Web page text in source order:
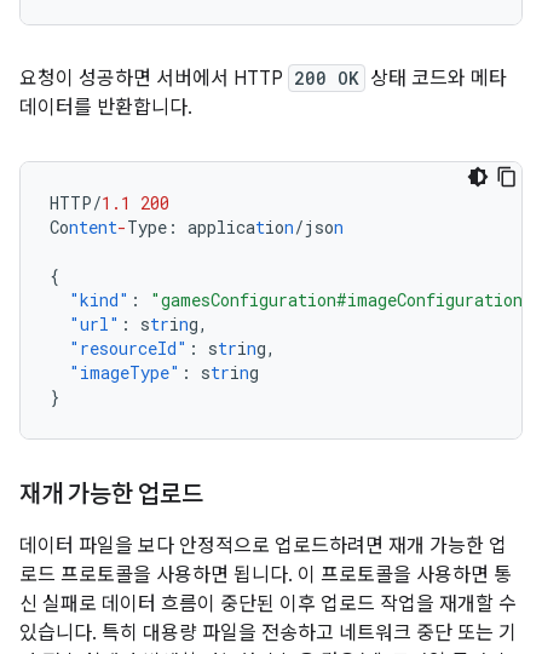
요청이 성공하면 서버에서 HTTP 200 OK 상태 코드와 메타
데이터를 반환합니다.
HTTP/1.1
200
Content-Type : application/json
{
"kind" : "gamesConfiguration#imageConfiguration"
"url" : string,
"resourceId" : string,
"imageType" : string
}
재개 가능한 업로드
데이터 파일을 보다 안정적으로 업로드하려면 재개 가능한 업
로드 프로토콜을 사용하면 됩니다. 이 프로토콜을 사용하면 통
신 실패로 데이터 흐름이 중단된 이후 업로드 작업을 재개할 수
있습니다. 특히 대용량 파일을 전송하고 네트워크 중단 또는 기